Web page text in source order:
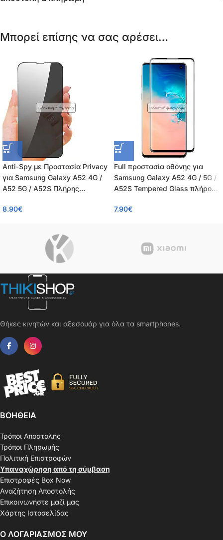
Μπορεί επίσης να σας αρέσει…
Ενδεικτική φωτογραφία
Anti-Spy με Προστασία Privacy
για Samsung Galaxy A52 4G /
A52 5G / A52S Πλήρης
Glass 9H, Κάλυψη 100%, OEM,
8.90€
Ενδεικτική φωτογραφία
Full προστασία οθόνης για
Samsung Galaxy A52 4G / 5G /
A52S Tempered Glass πλήρους
0.26mm
7.90€
Θήκες κινητών και αξεσουάρ για όλα τα smartphones.
ΒΟΗΘΕΙΑ
Τρόποι Αποστολής
Τρόποι Πληρωμής
Πολιτική Επιστροφών
Υπαναχώρηση από τη σύμβαση
Επιστροφές Box Now
Αναζήτηση Αποστολής
Επικοινωνήστε μαζί μας
Χάρτης Ιστοσελίδας
Ο ΛΟΓΑΡΙΑΣΜΟΣ ΜΟΥ